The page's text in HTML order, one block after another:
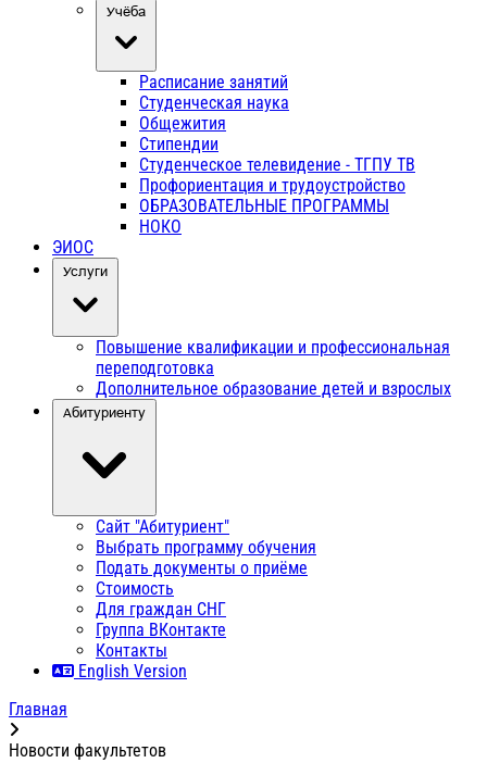
Учёба
Расписание занятий
Студенческая наука
Общежития
Стипендии
Студенческое телевидение - ТГПУ ТВ
Профориентация и трудоустройство
ОБРАЗОВАТЕЛЬНЫЕ ПРОГРАММЫ
НОКО
ЭИОС
Услуги
Повышение квалификации и профессиональная
переподготовка
Дополнительное образование детей и взрослых
Абитуриенту
Сайт "Абитуриент"
Выбрать программу обучения
Подать документы о приёме
Стоимость
Для граждан СНГ
Группа ВКонтакте
Контакты
English Version
Главная
Новости факультетов